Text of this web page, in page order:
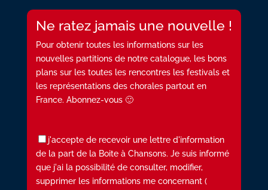
Ne ratez jamais une nouvelle !
Pour obtenir toutes les informations sur les
nouvelles partitions de notre catalogue, les bons
plans sur les toutes les rencontres les festivals et
les représentations des chorales partout en
France. Abonnez-vous 🙂
j'accepte de recevoir une lettre d'information
de la part de la Boite à Chansons. Je suis informé
que j'ai la possibilité de consulter, modifier,
supprimer les informations me concernant (